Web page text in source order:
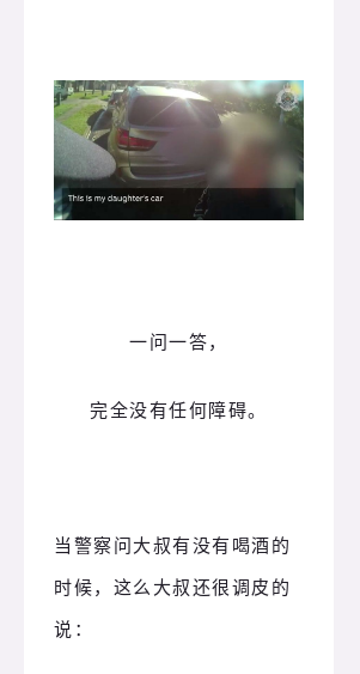
一问一答，
完全没有任何障碍。
当警察问大叔有没有喝酒的
时候，这么大叔还很调皮的
说：